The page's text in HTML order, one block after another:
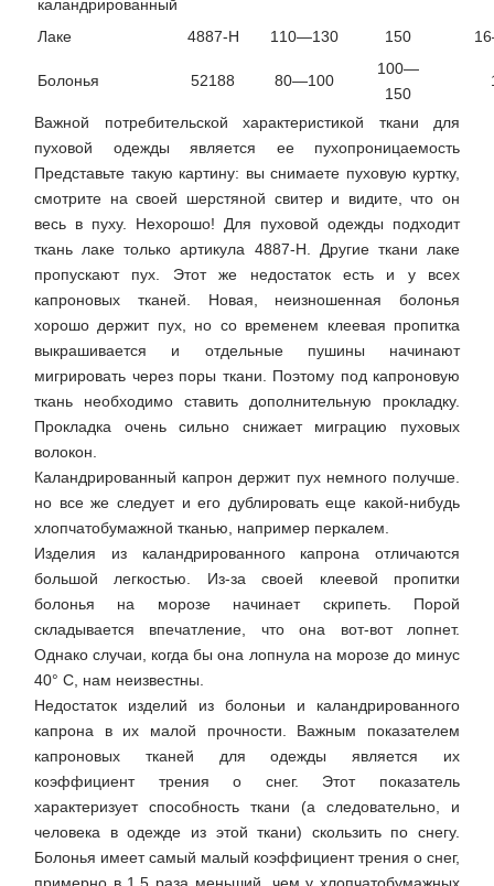
каландрированный
Лаке 4887-Н 110—130 150
Болонья 52188 80—100
100—
150
Важной потребительской характеристикой ткани для
пуховой одежды является ее пухопроницаемость
Представьте такую картину: вы снимаете пуховую куртку,
смотрите на своей шерстяной свитер и видите, что он
весь в пуху. Нехорошо! Для пуховой одежды подходит
ткань лаке только артикула 4887-Н. Другие ткани лаке
пропускают пух. Этот же недостаток есть и у всех
капроновых тканей. Новая, неизношенная болонья
хорошо держит пух, но со временем клеевая пропитка
выкрашивается и отдельные пушины начинают
мигрировать через поры ткани. Поэтому под капроновую
ткань необходимо ставить дополнительную прокладку.
Прокладка очень сильно снижает миграцию пуховых
волокон.
Каландрированный капрон держит пух немного получше.
но все же следует и его дублировать еще какой-нибудь
хлопчатобумажной тканью, например перкалем.
Изделия из каландрированного капрона отличаются
большой легкостью. Из-за своей клеевой пропитки
болонья на морозе начинает скрипеть. Порой
складывается впечатление, что она вот-вот лопнет.
Однако случаи, когда бы она лопнула на морозе до минус
40° С, нам неизвестны.
Недостаток изделий из болоньи и каландрированного
капрона в их малой прочности. Важным показателем
капроновых тканей для одежды является их
коэффициент трения о снег. Этот показатель
характеризует способность ткани (а следовательно, и
человека в одежде из этой ткани) скользить по снегу.
Болонья имеет самый малый коэффициент трения о снег,